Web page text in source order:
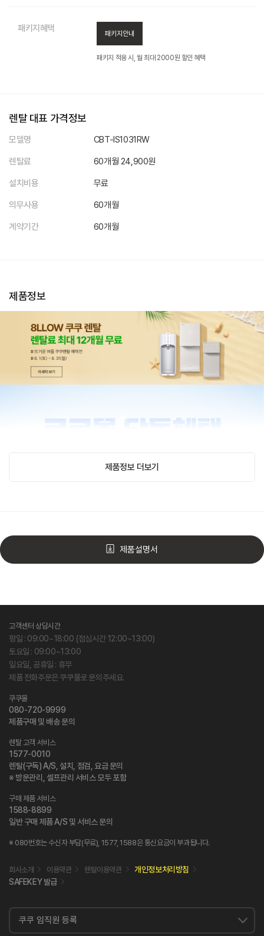
패키지혜택 패키지안내
패키지 적용 시, 월 최대 2000원 할인 혜택
렌탈 대표 가격정보
모델명 CBT-IS1031RW
렌탈료 60개월 24,900원
설치비용 무료
의무사용 60개월
계약기간 60개월
제품정보
제품정보 더보기
제품설명서
고객센터 상담시간
평일 : 09:00~18:00 (점심시간 12:00~13:00)
토요일 : 09:00~13:00
일요일, 공휴일 : 휴무
제품 전화주문은 쿠쿠몰로 문의주세요.
쿠쿠몰
080-720-9999
제품구매 및 배송 문의
렌탈 고객 서비스
1577-0010
렌탈(구독) A/S, 설치, 점검, 요금 문의
※ 방문관리, 셀프관리 서비스 모두 포함
구매 제품 서비스
1588-8899
일반 구매 제품 A/S 및 서비스 문의
※ 080번호는 수신자 부담(무료), 1577, 1588은 통신요금이 부과됩니다.
회사소개 이용약관 렌탈이용약관
개인정보처리방침
SAFEKEY 발급